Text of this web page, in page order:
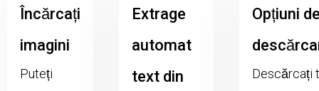
Încărcați
imagini
Puteți
Extrage
automat
text din
Opțiuni
Descărcați